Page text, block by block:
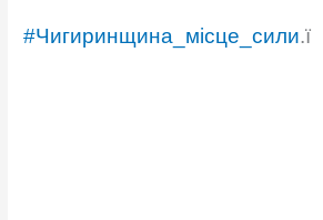
#Чигиринщина_місце_сили.ї